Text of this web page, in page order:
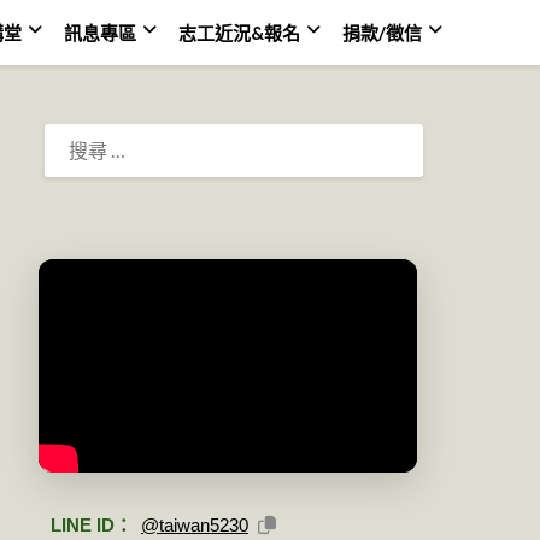
堂 訊息專區 志工近況&報名 捐款/徵信
搜
尋：
LINE ID： @taiwan5230